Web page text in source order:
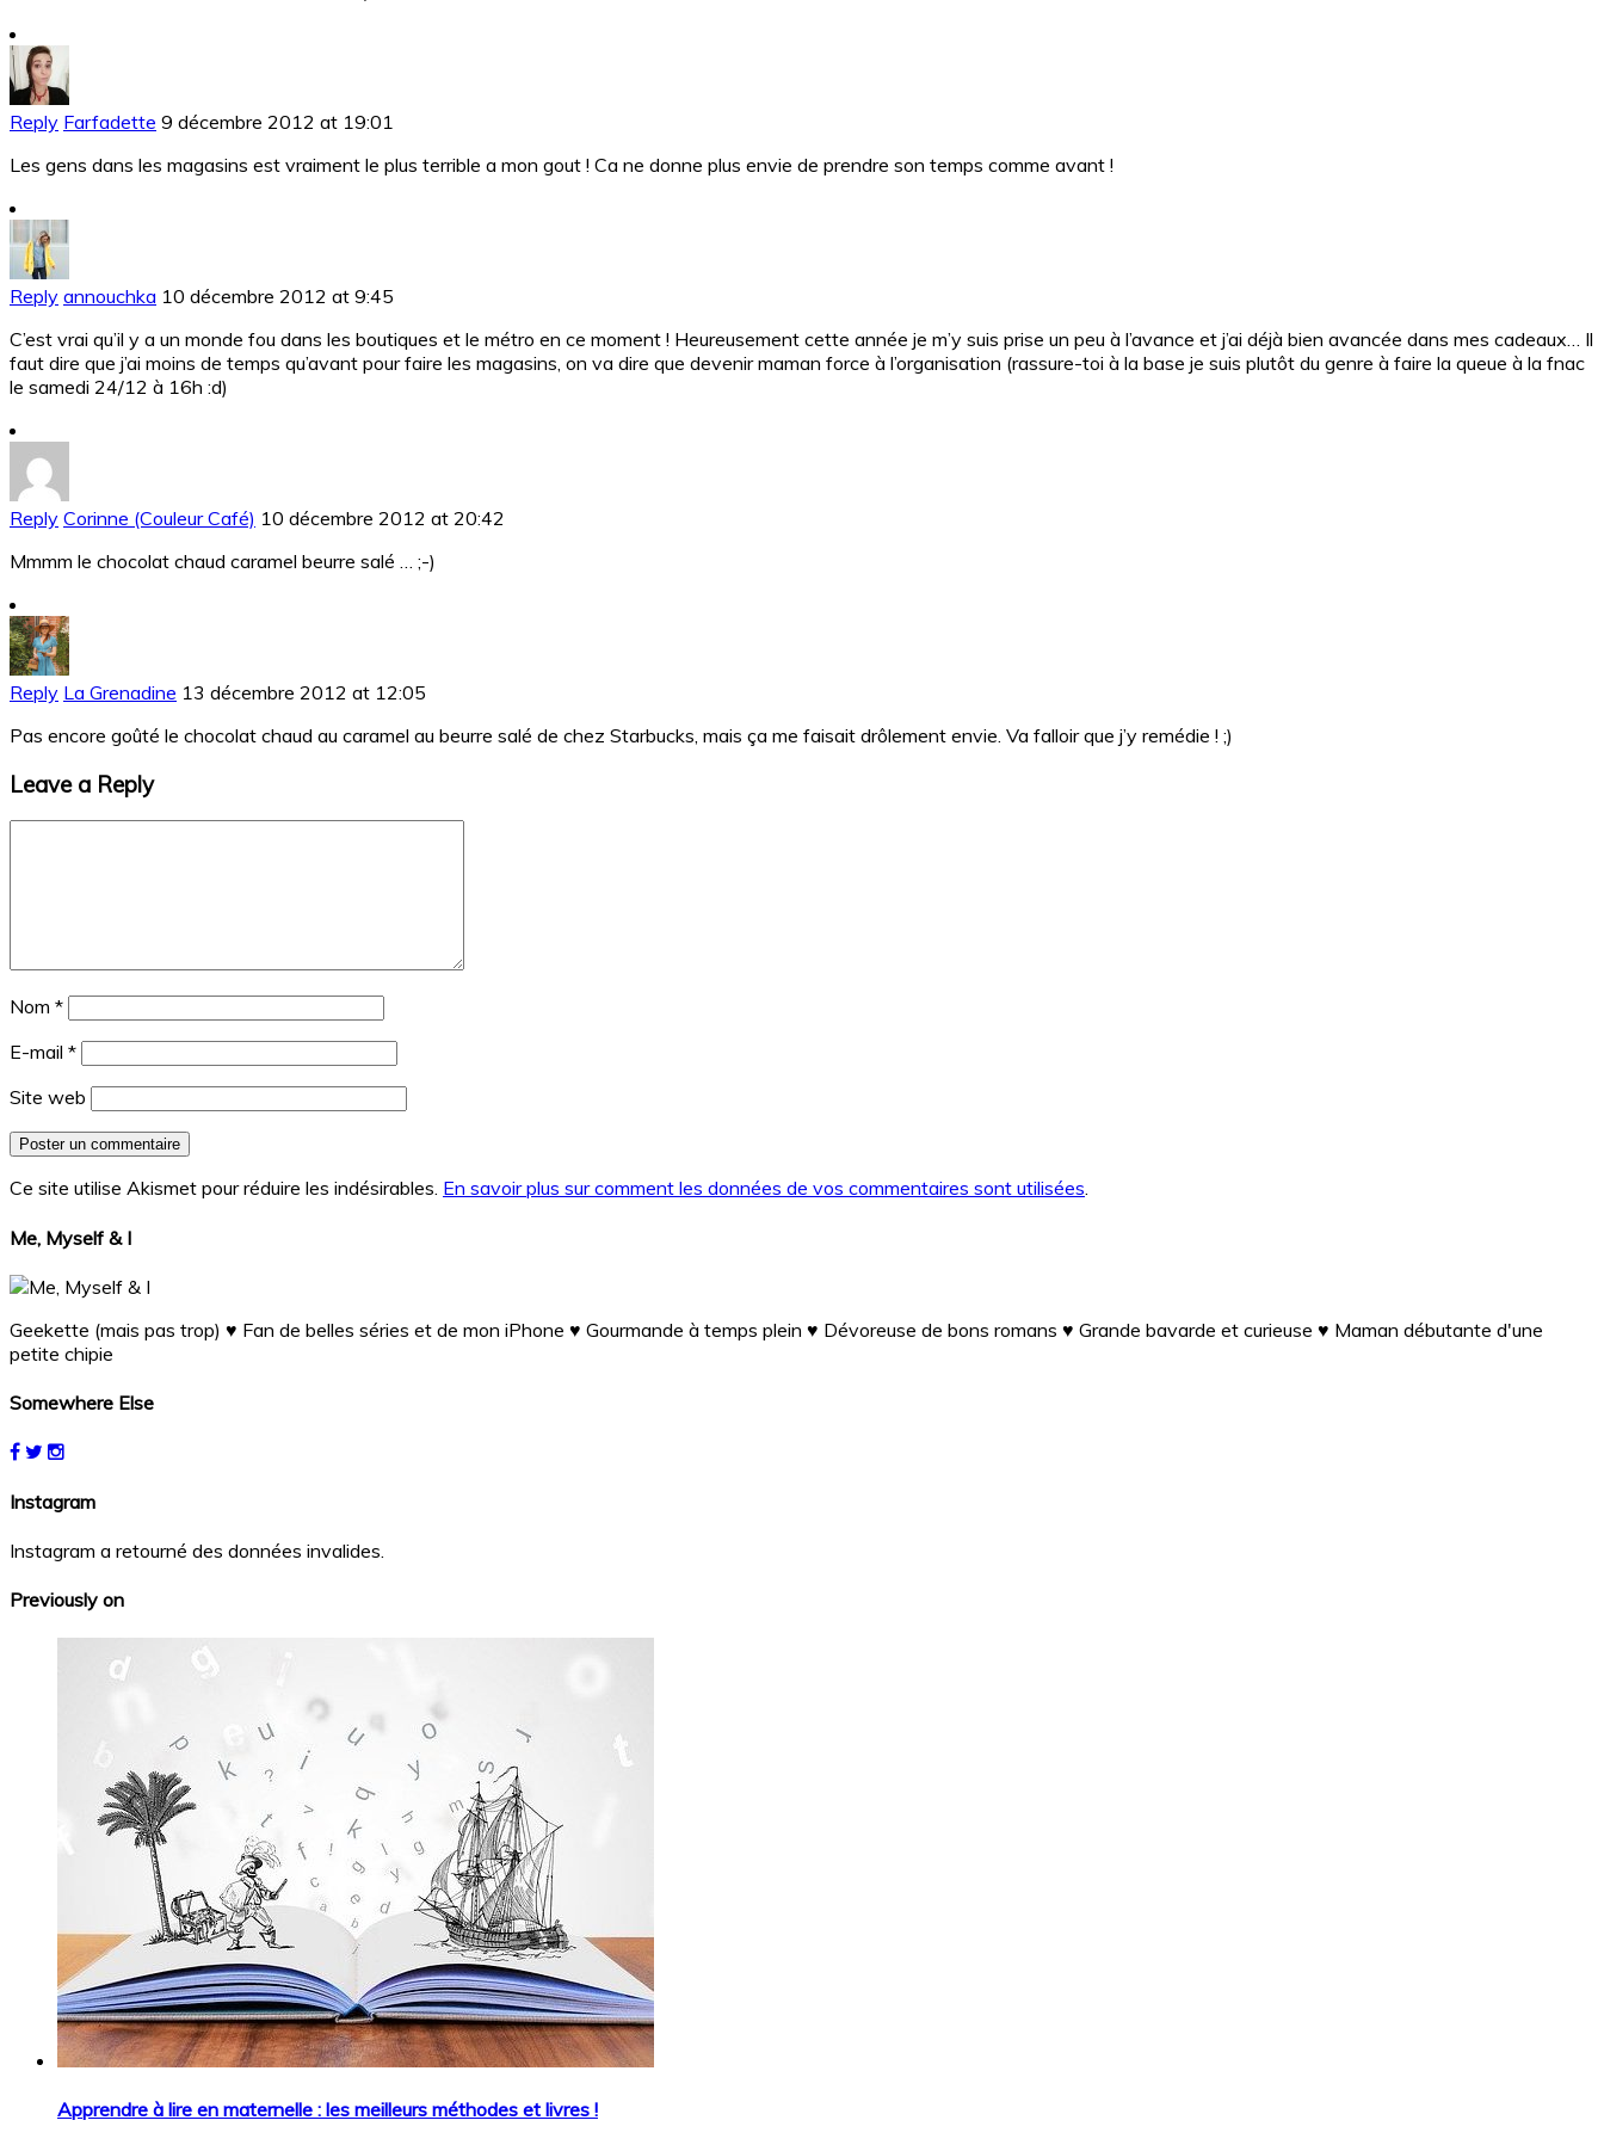
Reply Farfadette 9 décembre 2012 at 19:01
Les gens dans les magasins est vraiment le plus terrible a mon gout ! Ca ne donne plus envie de prendre son temps comme avant !
Reply annouchka 10 décembre 2012 at 9:45
C’est vrai qu’il y a un monde fou dans les boutiques et le métro en ce moment ! Heureusement cette année je m’y suis prise un peu à l’avance et j’ai déjà bien avancée dans mes cadeaux… Il
faut dire que j’ai moins de temps qu’avant pour faire les magasins, on va dire que devenir maman force à l’organisation (rassure-toi à la base je suis plutôt du genre à faire la queue à la fnac
le samedi 24/12 à 16h :d)
Reply Corinne (Couleur Café) 10 décembre 2012 at 20:42
Mmmm le chocolat chaud caramel beurre salé … ;-)
Reply La Grenadine 13 décembre 2012 at 12:05
Pas encore goûté le chocolat chaud au caramel au beurre salé de chez Starbucks, mais ça me faisait drôlement envie. Va falloir que j’y remédie ! ;)
Leave a Reply
Nom *
E-mail *
Site web
Ce site utilise Akismet pour réduire les indésirables. En savoir plus sur comment les données de vos commentaires sont utilisées.
Me, Myself & I
Geekette (mais pas trop) ♥ Fan de belles séries et de mon iPhone ♥ Gourmande à temps plein ♥ Dévoreuse de bons romans ♥ Grande bavarde et curieuse ♥ Maman débutante d'une
petite chipie
Somewhere Else
Instagram
Instagram a retourné des données invalides.
Previously on
Apprendre à lire en maternelle : les meilleurs méthodes et livres !